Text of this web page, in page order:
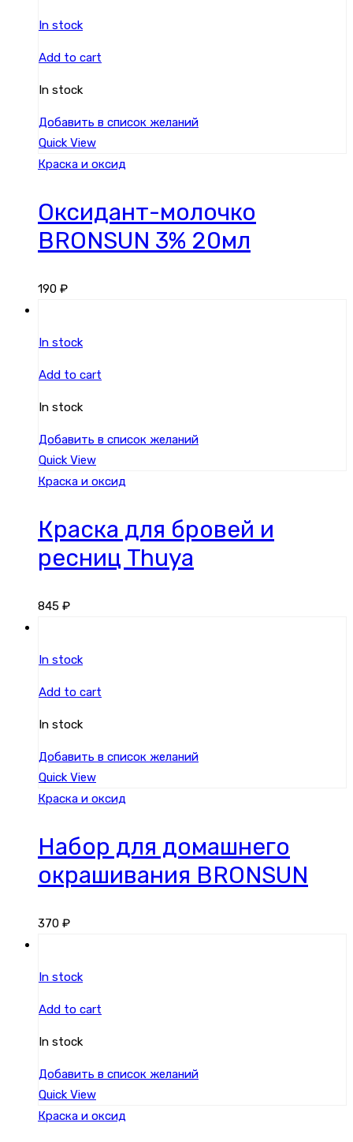
In stock
Add to cart
In stock
Добавить в список желаний
Quick View
Краска и оксид
Оксидант-молочко
BRONSUN 3% 20мл
190 ₽
In stock
Add to cart
In stock
Добавить в список желаний
Quick View
Краска и оксид
Краска для бровей и
ресниц Thuya
845 ₽
In stock
Add to cart
In stock
Добавить в список желаний
Quick View
Краска и оксид
Набор для домашнего
окрашивания BRONSUN
370 ₽
In stock
Add to cart
In stock
Добавить в список желаний
Quick View
Краска и оксид